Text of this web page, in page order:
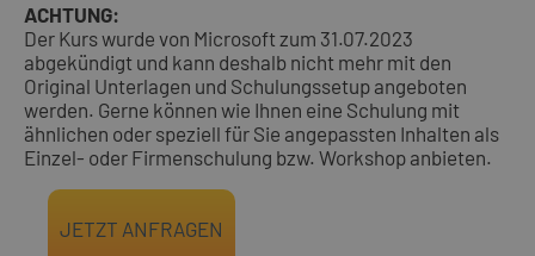
ACHTUNG:
Der Kurs wurde von Microsoft zum 31.07.2023
abgekündigt und kann deshalb nicht mehr mit den
Original Unterlagen und Schulungssetup angeboten
werden. Gerne können wie Ihnen eine Schulung mit
ähnlichen oder speziell für Sie angepassten Inhalten als
Einzel- oder Firmenschulung bzw. Workshop anbieten.